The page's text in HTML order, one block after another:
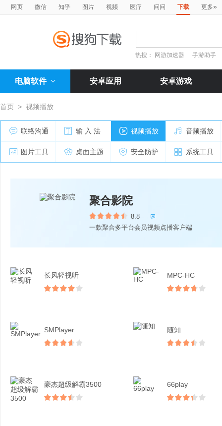
网页 微信 知乎 图片 视频 医疗 问问 下载 更多»
热搜： 网游加速器 手游助手
电脑软件 安卓应用 安卓游戏
首页 > 视频播放
联络沟通 输 入 法 视频播放 音频播放
图片工具 桌面主题 安全防护 系统工具
聚合影院
8.8 
一款聚合多平台会员视频点播客户端
长风轻视听 MPC-HC
SMPlayer 随知
豪杰超级解霸3500 66play